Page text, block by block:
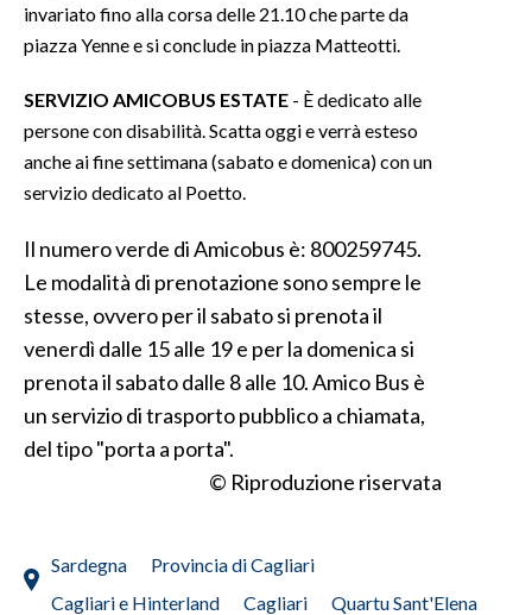
invariato fino alla corsa delle 21.10 che parte da
piazza Yenne e si conclude in piazza Matteotti.
SERVIZIO AMICOBUS ESTATE - È dedicato alle
persone con disabilità. Scatta oggi e verrà esteso
anche ai fine settimana (sabato e domenica) con un
servizio dedicato al Poetto.
Il numero verde di Amicobus è: 800259745.
Le modalità di prenotazione sono sempre le
stesse, ovvero per il sabato si prenota il
venerdì dalle 15 alle 19 e per la domenica si
prenota il sabato dalle 8 alle 10. Amico Bus è
un servizio di trasporto pubblico a chiamata,
del tipo "porta a porta".
© Riproduzione riservata
Sardegna
Provincia di Cagliari
Cagliari e Hinterland
Cagliari Quartu Sant'Elena